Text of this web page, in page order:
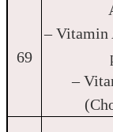
69
– Vitamin
–